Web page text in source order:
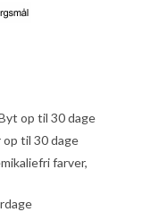
op til 30 dage
op til 30 dage
farver,